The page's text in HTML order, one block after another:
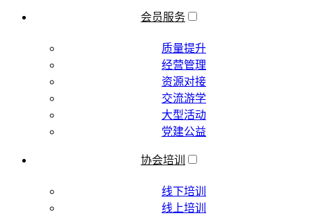
会员服务
质量提升
经营管理
资源对接
交流游学
大型活动
党建公益
协会培训
线下培训
线上培训